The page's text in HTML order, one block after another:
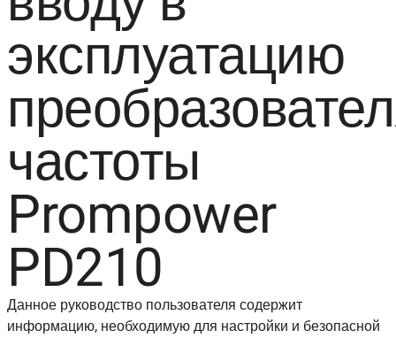
эксплуатацию
частоты
Prompower
PD210
Данное руководство пользователя содержит
информацию, необходимую для настройки и безопасной